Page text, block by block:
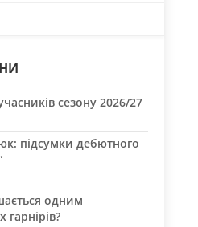
сезону 2026/27
підсумки дебютного
одним